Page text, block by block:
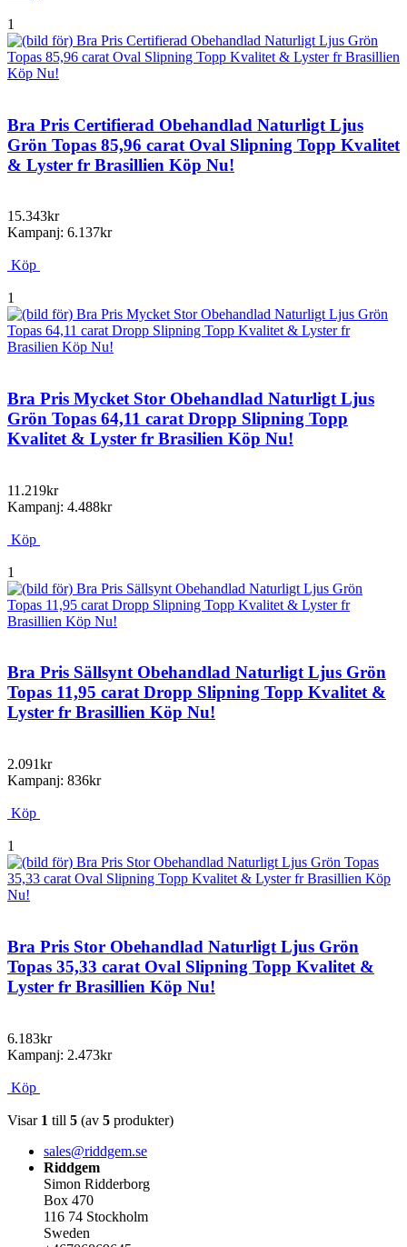
1
Bra Pris Certifierad Obehandlad Naturligt Ljus
Grön Topas 85,96 carat Oval Slipning Topp Kvalitet
& Lyster fr Brasillien Köp Nu!
15.343kr
Kampanj: 6.137kr
Köp
1
Bra Pris Mycket Stor Obehandlad Naturligt Ljus
Grön Topas 64,11 carat Dropp Slipning Topp
Kvalitet & Lyster fr Brasilien Köp Nu!
11.219kr
Kampanj: 4.488kr
Köp
1
Bra Pris Sällsynt Obehandlad Naturligt Ljus Grön
Topas 11,95 carat Dropp Slipning Topp Kvalitet &
Lyster fr Brasillien Köp Nu!
2.091kr
Kampanj: 836kr
Köp
1
Bra Pris Stor Obehandlad Naturligt Ljus Grön
Topas 35,33 carat Oval Slipning Topp Kvalitet &
Lyster fr Brasillien Köp Nu!
6.183kr
Kampanj: 2.473kr
Köp
Visar 1 till 5 (av 5 produkter)
sales@riddgem.se
Riddgem
Simon Ridderborg
Box 470
116 74 Stockholm
Sweden